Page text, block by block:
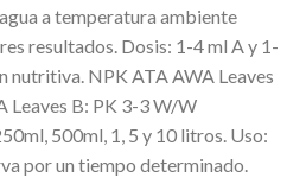
a temperatura ambiente
resultados. Dosis: 1-4 ml A y 1-
nutritiva. NPK ATA AWA Leaves
Leaves B: PK 3-3 W/W
500ml, 1, 5 y 10 litros. Uso:
por un tiempo determinado.